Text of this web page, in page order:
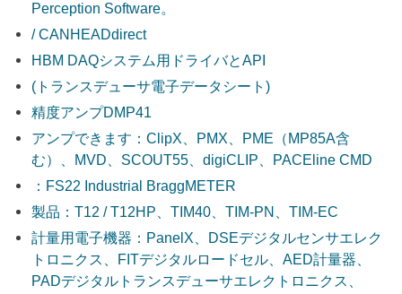
Perception Software。
/ CANHEADdirect
HBM DAQシステム用ドライバとAPI
(トランスデューサ電子データシート)
精度アンプDMP41
アンプできます：ClipX、PMX、PME（MP85A含
む）、MVD、SCOUT55、digiCLIP、PACEline CMD
：FS22 Industrial BraggMETER
製品：T12 / T12HP、TIM40、TIM-PN、TIM-EC
計量用電子機器：PanelX、DSEデジタルセンサエレク
トロニクス、FITデジタルロードセル、AED計量器、
PADデジタルトランスデューサエレクトロニクス、